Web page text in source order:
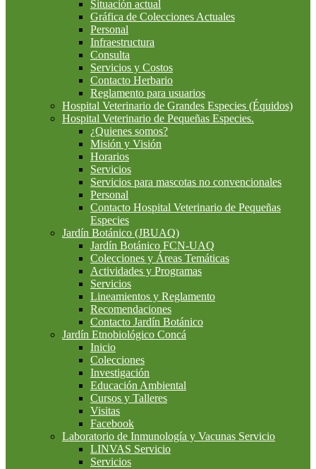
Situación actual
Gráfica de Colecciones Actuales
Personal
Infraestructura
Consulta
Servicios y Costos
Contacto Herbario
Reglamento para usuarios
Hospital Veterinario de Grandes Especies (Équidos)
Hospital Veterinario de Pequeñas Especies.
¿Quienes somos?
Misión y Visión
Horarios
Servicios
Servicios para mascotas no convencionales
Personal
Contacto Hospital Veterinario de Pequeñas
Especies
Jardín Botánico (JBUAQ)
Jardín Botánico FCN-UAQ
Colecciones y Áreas Temáticas
Actividades y Programas
Servicios
Lineamientos y Reglamento
Recomendaciones
Contacto Jardín Botánico
Jardín Etnobiológico Concá
Inicio
Colecciones
Investigación
Educación Ambiental
Cursos y Talleres
Visitas
Facebook
Laboratorio de Inmunología y Vacunas Servicio
LINVAS Servicio
Servicios